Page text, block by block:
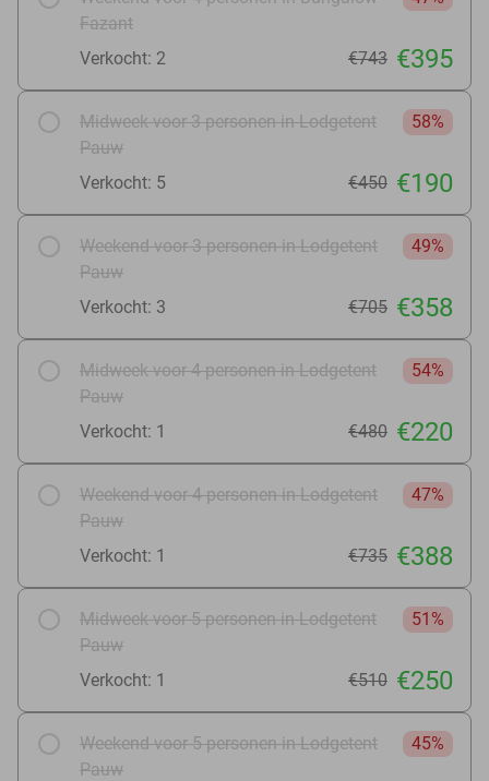
Fazant
Verkocht: 2 €743 €395
Midweek voor 3 personen in Lodgetent
Pauw
58%
Verkocht: 5 €450 €190
Weekend voor 3 personen in Lodgetent
Pauw
49%
Verkocht: 3 €705 €358
Midweek voor 4 personen in Lodgetent
Pauw
54%
Verkocht: 1 €480 €220
Weekend voor 4 personen in Lodgetent
Pauw
47%
Verkocht: 1 €735 €388
Midweek voor 5 personen in Lodgetent
Pauw
51%
Verkocht: 1 €510 €250
Weekend voor 5 personen in Lodgetent
Pauw
45%